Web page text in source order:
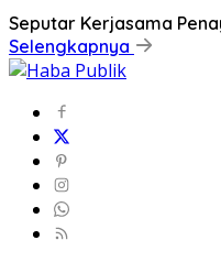
Seputar Kerjasama
Selengkapnya